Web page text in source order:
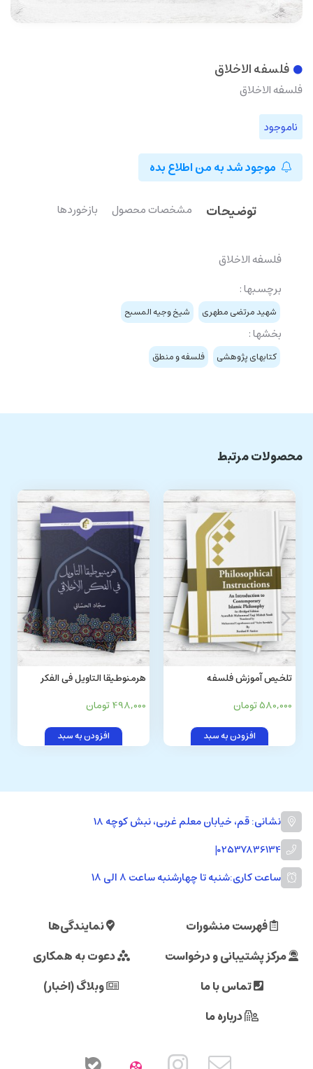
فلسفه الاخلاق
فلسفه الاخلاق
ناموجود
موجود شد به من اطلاع بده
توضیحات مشخصات محصول بازخوردها
فلسفه الاخلاق
برچسبها :
شهید مرتضی مطهری شیخ وجیه المسبح
بخشها :
کتابهای پژوهشی فلسفه و منطق
محصولات مرتبط
تلخیص آموزش فلسفه
Instructions: An Introduction
to Contemporary Islamic
Philosoph y
580,000 تومان
افزودن به سبد
هرمنوطیقا التاویل فی الفکر
498,000 تومان
افزودن به سبد
نشانی: قم، خیابان معلم غربی، نبش کوچه 18
02537836134
|
ساعت کاری:شنبه تا چهارشنبه ساعت ۸ الی ۱۸
فهرست منشورات
نمایندگی‌ها
مرکز پشتیبانی و درخواست
دعوت به همکاری
تماس با ما
وبلاگ (اخبار)
درباره ما